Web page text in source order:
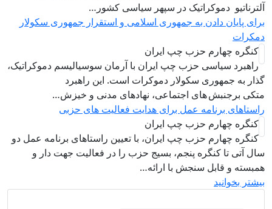
در سپهر سیاسی کشور…
به جمهوری اسلامی و استقرار جمهوری سکولار
حزب چپ ایران
حزب چپ ایران با آرمان سوسیالیسم دموکراتیک،
سکولار دموکرات است. این راهبرد
های اجتماعی، نهادهای مدنی و خیزش‌…
عمل برای هدایت فعالیت های حزبی
حزب چپ ایران
حزب چپ ایران، با تعیین راستاهای برنامه عمل دو
پنجم، بسیج حزب را در فعالیت جهت دار و
سنجش با ارائه…